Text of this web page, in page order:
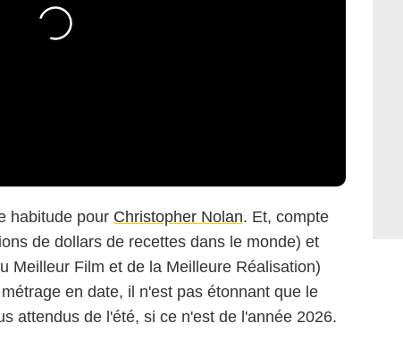
habitude pour Christopher Nolan. Et, compte
de dollars de recettes dans le monde) et
Meilleur Film et de la Meilleure Réalisation)
en date, il n'est pas étonnant que le
attendus de l'été, si ce n'est de l'année 2026.